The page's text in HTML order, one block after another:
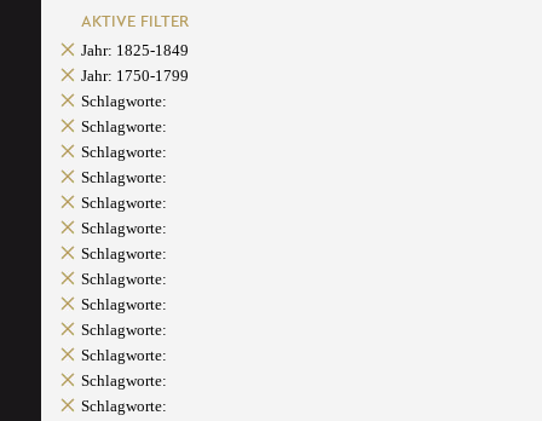
AKTIVE FILTER
Jahr: 1825-1849
Jahr: 1750-1799
Schlagworte:
Schlagworte:
Schlagworte:
Schlagworte:
Schlagworte:
Schlagworte:
Schlagworte:
Schlagworte:
Schlagworte:
Schlagworte:
Schlagworte:
Schlagworte:
Schlagworte: